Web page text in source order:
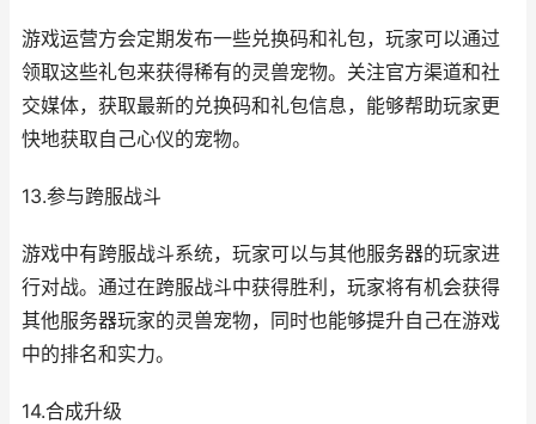
游戏运营方会定期发布一些兑换码和礼包，玩家可以通过
领取这些礼包来获得稀有的灵兽宠物。关注官方渠道和社
交媒体，获取最新的兑换码和礼包信息，能够帮助玩家更
快地获取自己心仪的宠物。
13.参与跨服战斗
游戏中有跨服战斗系统，玩家可以与其他服务器的玩家进
行对战。通过在跨服战斗中获得胜利，玩家将有机会获得
其他服务器玩家的灵兽宠物，同时也能够提升自己在游戏
中的排名和实力。
14.合成升级